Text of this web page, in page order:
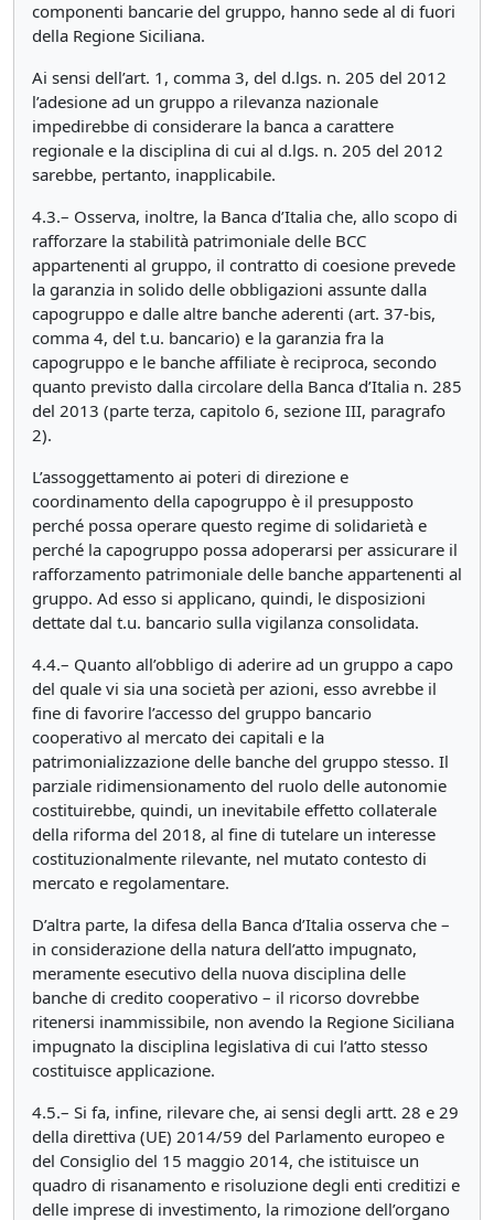
componenti bancarie del gruppo, hanno sede al di fuori
della Regione Siciliana.
Ai sensi dell’art. 1, comma 3, del d.lgs. n. 205 del 2012
l’adesione ad un gruppo a rilevanza nazionale
impedirebbe di considerare la banca a carattere
regionale e la disciplina di cui al d.lgs. n. 205 del 2012
sarebbe, pertanto, inapplicabile.
4.3.– Osserva, inoltre, la Banca d’Italia che, allo scopo di
rafforzare la stabilità patrimoniale delle BCC
appartenenti al gruppo, il contratto di coesione prevede
la garanzia in solido delle obbligazioni assunte dalla
capogruppo e dalle altre banche aderenti (art. 37-bis,
comma 4, del t.u. bancario) e la garanzia fra la
capogruppo e le banche affiliate è reciproca, secondo
quanto previsto dalla circolare della Banca d’Italia n. 285
del 2013 (parte terza, capitolo 6, sezione III, paragrafo
2).
L’assoggettamento ai poteri di direzione e
coordinamento della capogruppo è il presupposto
perché possa operare questo regime di solidarietà e
perché la capogruppo possa adoperarsi per assicurare il
rafforzamento patrimoniale delle banche appartenenti al
gruppo. Ad esso si applicano, quindi, le disposizioni
dettate dal t.u. bancario sulla vigilanza consolidata.
4.4.– Quanto all’obbligo di aderire ad un gruppo a capo
del quale vi sia una società per azioni, esso avrebbe il
fine di favorire l’accesso del gruppo bancario
cooperativo al mercato dei capitali e la
patrimonializzazione delle banche del gruppo stesso. Il
parziale ridimensionamento del ruolo delle autonomie
costituirebbe, quindi, un inevitabile effetto collaterale
della riforma del 2018, al fine di tutelare un interesse
costituzionalmente rilevante, nel mutato contesto di
mercato e regolamentare.
D’altra parte, la difesa della Banca d’Italia osserva che –
in considerazione della natura dell’atto impugnato,
meramente esecutivo della nuova disciplina delle
banche di credito cooperativo – il ricorso dovrebbe
ritenersi inammissibile, non avendo la Regione Siciliana
impugnato la disciplina legislativa di cui l’atto stesso
costituisce applicazione.
4.5.– Si fa, infine, rilevare che, ai sensi degli artt. 28 e 29
della direttiva (UE) 2014/59 del Parlamento europeo e
del Consiglio del 15 maggio 2014, che istituisce un
quadro di risanamento e risoluzione degli enti creditizi e
delle imprese di investimento, la rimozione dell’organo